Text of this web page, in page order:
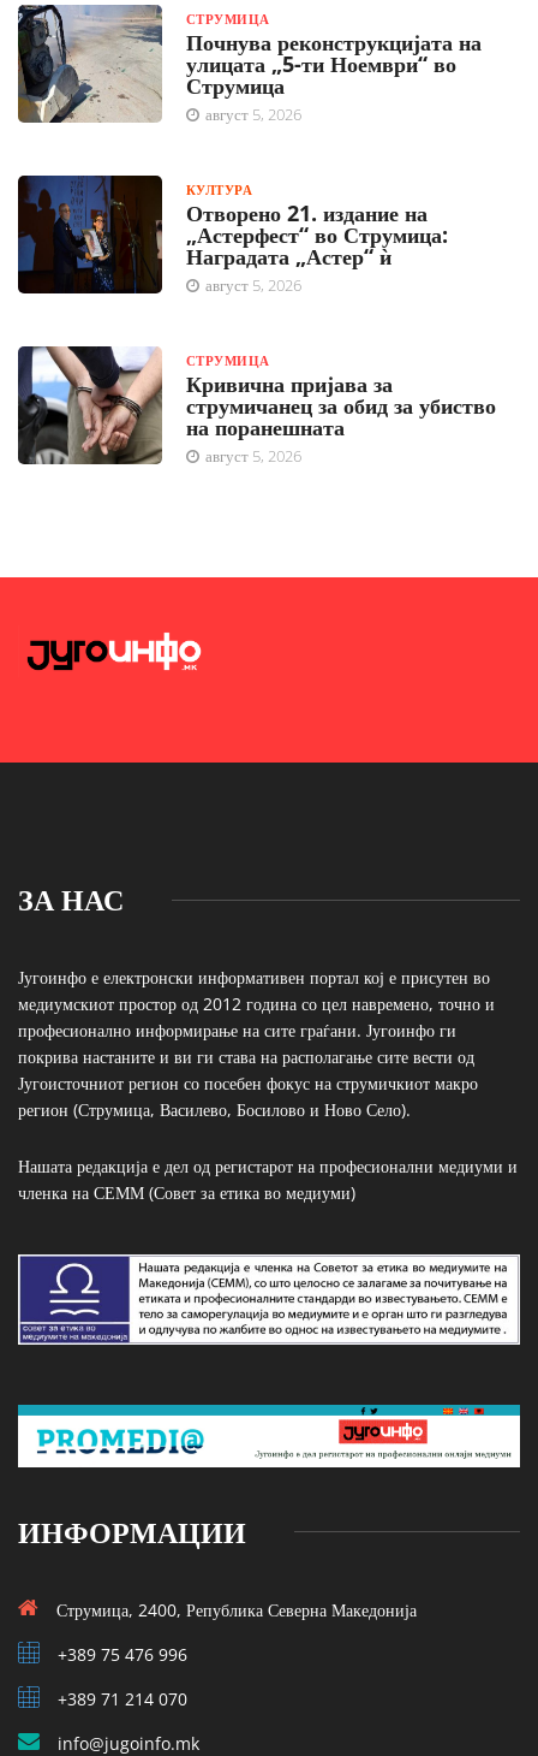
СТРУМИЦА
Почнува реконструкцијата на
улицата „5-ти Ноември“ во
Струмица
август 5, 2026
КУЛТУРА
Отворено 21. издание на
„Астерфест“ во Струмица:
Наградата „Астер“ ѝ
август 5, 2026
СТРУМИЦА
Кривична пријава за
струмичанец за обид за убиство
на поранешната
август 5, 2026
ЗА НАС
Југоинфо е електронски информативен портал кој е присутен во
медиумскиот простор од 2012 година со цел навремено, точно и
професионално информирање на сите граѓани. Југоинфо ги
покрива настаните и ви ги става на располагање сите вести од
Југоисточниот регион со посебен фокус на струмичкиот макро
регион (Струмица, Василево, Босилово и Ново Село).
Нашата редакција е дел од регистарот на професионални медиуми и
членка на СЕММ (Совет за етика во медиуми)
ИНФОРМАЦИИ
Струмица, 2400, Република Северна Македонија
+389 75 476 996
+389 71 214 070
info@jugoinfo.mk